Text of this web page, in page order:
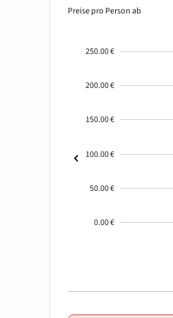
Preise pro Person ab
250.00 €
200.00 €
150.00 €
100.00 €
50.00 €
0.00 €
01-02